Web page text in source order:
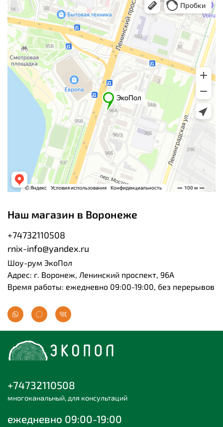
Наш магазин в Воронеже
+74732110508
rnix-info@yandex.ru
Шоу-рум ЭкоПол
Адрес: г. Воронеж, Ленинский проспект, 96А
Время работы: ежедневно 09:00-19:00, без перерывов
+74732110508
многоканальный, для консультаций
ежедневно 09:00-19:00